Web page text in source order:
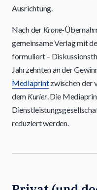
Ausrichtung.
Nach der Krone-
gemeinsame Verlag mit
formuliert –
Jahrzehnten an der
Mediaprintzwischen der
dem Kurier. Die
reduziert werden.